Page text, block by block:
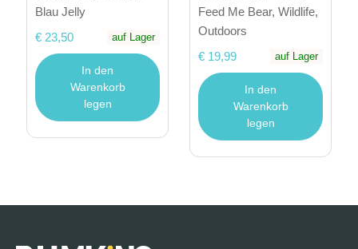
Blau Jelly
€ 23,50
auf Lager
In den
Warenkorb
legen
Feed Me Bear, Wildlife,
Outdoors
€ 19,99
auf Lager
In den
Warenkorb
legen